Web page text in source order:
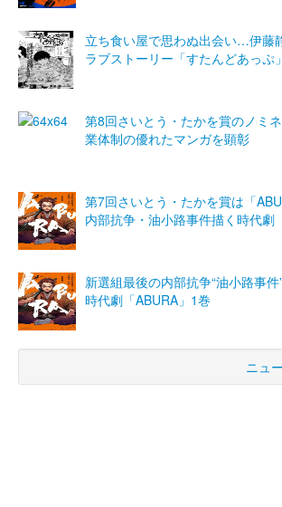
立ち食い屋で思わぬ出会い…伊藤
ラブストーリー「すたんどあっぷ」
第8回さいとう・たかを賞のノミ
業体制の優れたマンガを顕彰
第7回さいとう・たかを賞は「
内部抗争・油小路事件描く時代劇
新選組最後の内部抗争“油小路事
時代劇「ABURA」1巻
ニュ